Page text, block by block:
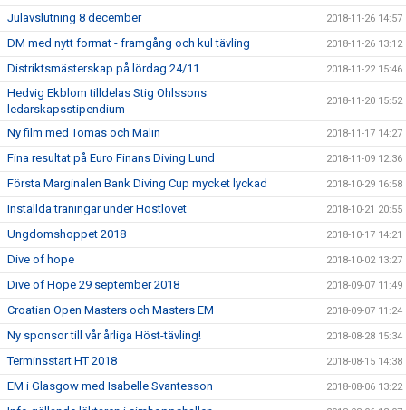
Julavslutning 8 december 2018-11-26 14:57
DM med nytt format - framgång och kul tävling 2018-11-26 13:12
Distriktsmästerskap på lördag 24/11 2018-11-22 15:46
Hedvig Ekblom tilldelas Stig Ohlssons
ledarskapsstipendium
2018-11-20 15:52
Ny film med Tomas och Malin 2018-11-17 14:27
Fina resultat på Euro Finans Diving Lund 2018-11-09 12:36
Första Marginalen Bank Diving Cup mycket lyckad 2018-10-29 16:58
Inställda träningar under Höstlovet 2018-10-21 20:55
Ungdomshoppet 2018 2018-10-17 14:21
Dive of hope 2018-10-02 13:27
Dive of Hope 29 september 2018 2018-09-07 11:49
Croatian Open Masters och Masters EM 2018-09-07 11:24
Ny sponsor till vår årliga Höst-tävling! 2018-08-28 15:34
Terminsstart HT 2018 2018-08-15 14:38
EM i Glasgow med Isabelle Svantesson 2018-08-06 13:22